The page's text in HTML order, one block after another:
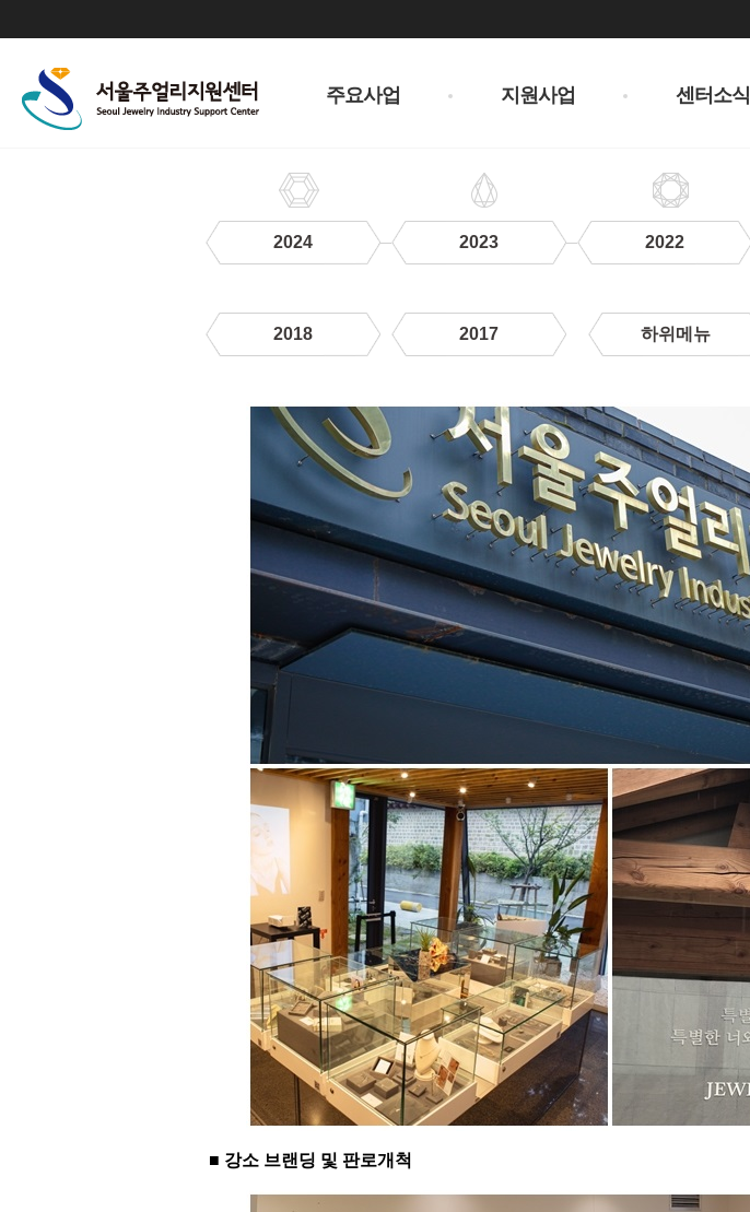
주요사업 지원사업 센터소식
2024 2023 2022
2018 2017 하위메뉴
■ 강소 브랜딩 및 판로개척